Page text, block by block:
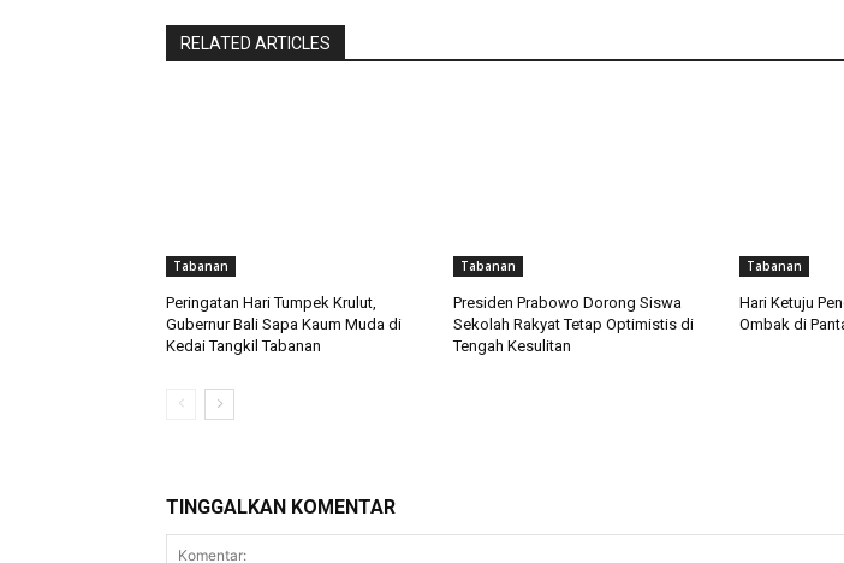
RELATED ARTICLES
Tabanan
Peringatan Hari Tumpek Krulut,
Gubernur Bali Sapa Kaum Muda di
Kedai Tangkil Tabanan
Tabanan
Presiden Prabowo Dorong Siswa
Sekolah Rakyat Tetap Optimistis di
Tengah Kesulitan
Tabanan
Hari Ketuju
Ombak di
TINGGALKAN KOMENTAR